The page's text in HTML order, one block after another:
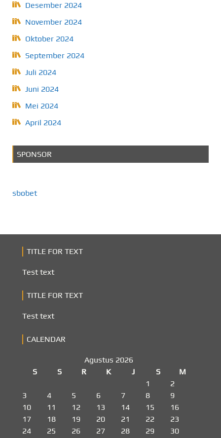
Desember 2024
November 2024
Oktober 2024
September 2024
Juli 2024
Juni 2024
Mei 2024
April 2024
SPONSOR
sbobet
TITLE FOR TEXT
Test text
TITLE FOR TEXT
Test text
CALENDAR
Agustus 2026
S
S R K J S
M
1
2
3
4 5 6 7 8
9
10
11 12 13 14 15
16
17
18 19 20 21 22
23
24
25 26 27 28 29 30